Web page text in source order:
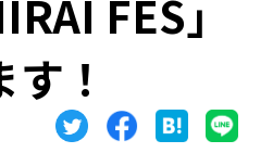
FES」
！